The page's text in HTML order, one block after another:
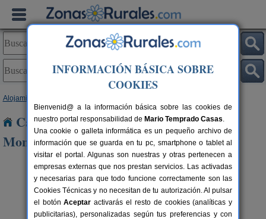
Alojamientos
Casas Rurales cerca de Fresnellino del
Monte
INFORMACIÓN BÁSICA SOBRE
COOKIES
Bienvenid@ a la información básica sobre las cookies de
nuestro portal responsabilidad de Mario Temprado Casas.
Una cookie o galleta informática es un pequeño archivo de
información que se guarda en tu pc, smartphone o tablet al
visitar el portal. Algunas son nuestras y otras pertenecen a
empresas externas que nos prestan servicios. Las activadas
y necesarias para que todo funcione correctamente son las
Cookies Técnicas y no necesitan de tu autorización. Al pulsar
el botónAceptar activarás el resto de cookies (analíticas y
publicitarias), personalizadas según tus preferencias y con